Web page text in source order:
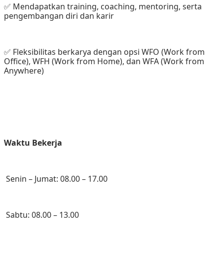
✅ Mendapatkan training, coaching, mentoring, serta
pengembangan diri dan karir
✅ Fleksibilitas berkarya dengan opsi WFO (Work from
Office), WFH (Work from Home), dan WFA (Work from
Anywhere)
Waktu Bekerja
Senin – Jumat: 08.00 – 17.00
Sabtu: 08.00 – 13.00